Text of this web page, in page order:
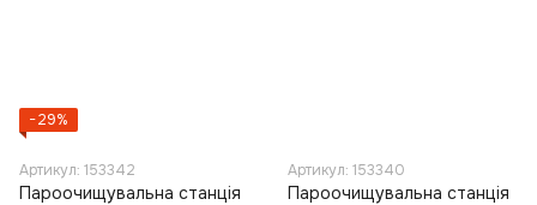
−29%
Артикул: 153342
Пароочищувальна станція
Артикул: 153340
Пароочищувальна станція